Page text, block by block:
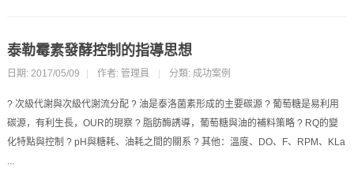
泰勒霉素發酵控制的指導思想
日期: 2017/05/09 作者: 管理員 分類: 成功案例
? 次級代謝與次級代謝流分配 ? 油是泰洛菌素形成的主要碳源 ? 葡萄糖是易利用
碳源，有利生長，OUR的現察 ? 脂肪酶誘導，葡萄糖與油的補料策略 ? RQ的變
化特點與控制 ? pH與糖耗、油耗之間的關系 ? 其他：溫度、DO、F、RPM、KLa
...